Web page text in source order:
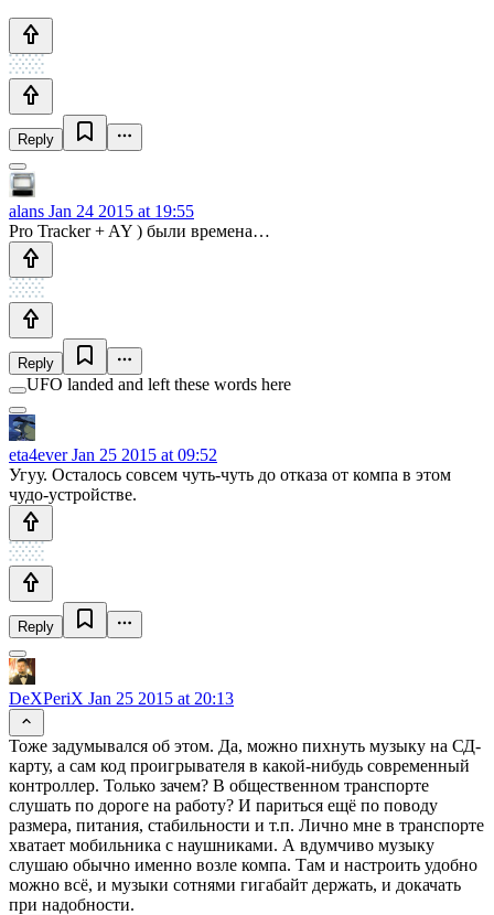
Reply
alans Jan 24 2015 at 19:55
Pro Tracker + AY ) были времена…
Reply
UFO landed and left these words here
eta4everJan 25 2015 at 09:52
Угуу. Осталось совсем чуть-чуть до отказа от компа в этом
чудо-устройстве.
Reply
DeXPeriX Jan 25 2015 at 20:13
Тоже задумывался об этом. Да, можно пихнуть музыку на СД-
карту, а сам код проигрывателя в какой-нибудь современный
контроллер. Только зачем? В общественном транспорте
слушать по дороге на работу? И париться ещё по поводу
размера, питания, стабильности и т.п. Лично мне в транспорте
хватает мобильника с наушниками. А вдумчиво музыку
слушаю обычно именно возле компа. Там и настроить удобно
можно всё, и музыки сотнями гигабайт держать, и докачать
при надобности.